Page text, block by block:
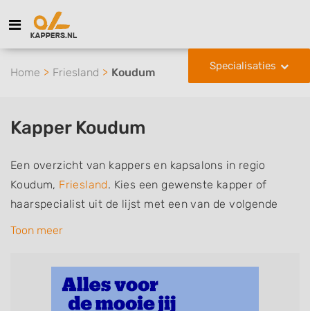
Specialisaties
Home Friesland Koudum
Kapper Koudum
Een overzicht van kappers en kapsalons in regio
Koudum, Friesland. Kies een gewenste kapper of
haarspecialist uit de lijst met een van de volgende
specialisaties of aantekeningen: mannen of
zonder afspraak terecht kunt. De vermelde kappers
kunnen uw haren wassen, knippen, föhnen en kleuren,
Toon meer